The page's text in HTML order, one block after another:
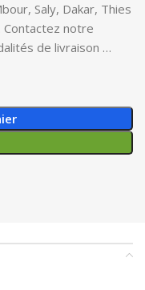
Saly, Dakar, Thies
Contactez notre
de livraison …